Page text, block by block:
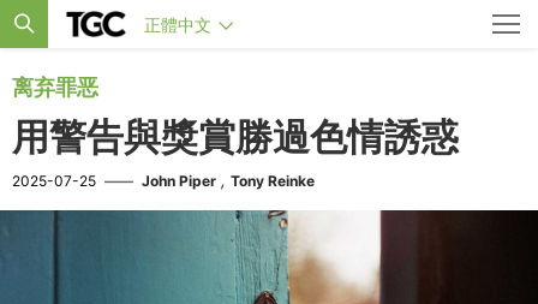
正體中文
离弃罪恶
用警告與獎賞勝過色情誘惑
2025-07-25 —— John Piper , Tony Reinke